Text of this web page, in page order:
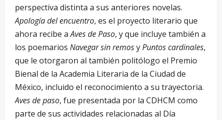
perspectiva distinta a sus anteriores novelas.
Apología del encuentro, es el proyecto literario que
ahora recibe aAves de Paso, y que incluye también a
los poemarios Navegar sin remosyPuntos cardinales,
que le otorgaron al también politólogo el Premio
Bienal de la Academia Literaria de la Ciudad de
México, incluido el reconocimiento a su trayectoria.
Aves de paso, fue presentada por la CDHCM como
parte de sus actividades relacionadas al Día